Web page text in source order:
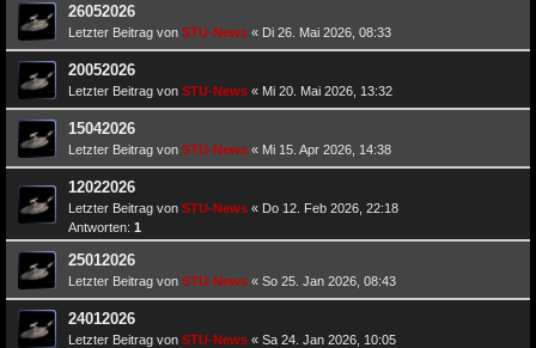
26052026
Letzter Beitrag von STU-News « Di 26. Mai 2026, 08:33
20052026
Letzter Beitrag von STU-News « Mi 20. Mai 2026, 13:32
15042026
Letzter Beitrag von STU-News « Mi 15. Apr 2026, 14:38
12022026
Letzter Beitrag von STU-News « Do 12. Feb 2026, 22:18
Antworten: 1
25012026
Letzter Beitrag von STU-News « So 25. Jan 2026, 08:43
24012026
Letzter Beitrag von STU-News « Sa 24. Jan 2026, 10:05